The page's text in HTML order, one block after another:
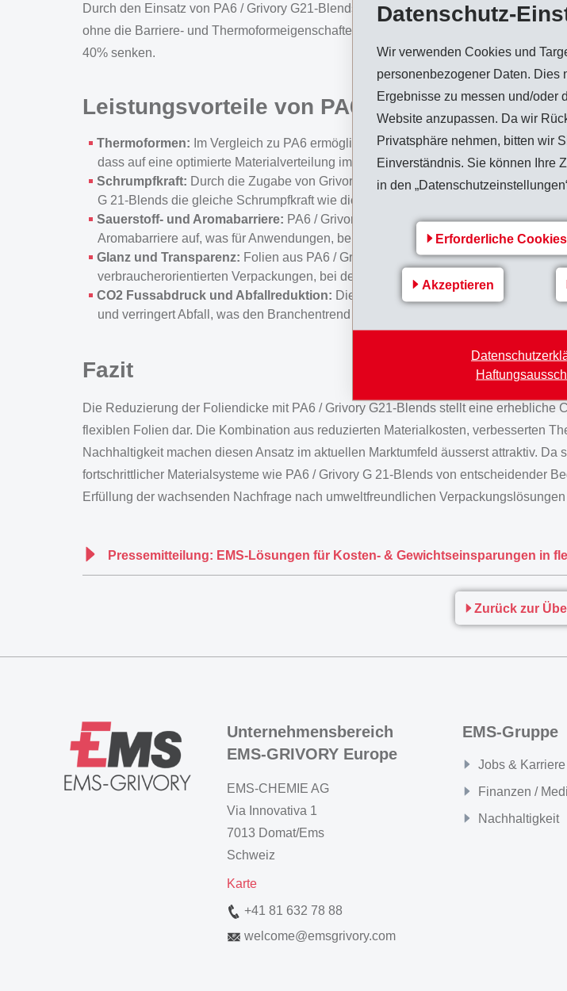
Datenschutz-
Wir verwenden Cookies und
personenbezogener Daten. Dies
Ergebnisse zu messen und/oder
Website anzupassen. Da wir
Privatsphäre nehmen, bitten wir
Einverständnis. Sie können Ihre
in den
Erforderliche
Akzeptieren
Durch den Einsatz von PA6 / Grivory G21-Blends kann die PA-Schicht in einem
ohne die Barriere- und Thermoformeigenschaften zu beeinträchtigen. Dadurch
40% senken.
Leistungsvorteile von PA6 / Grivory G21
Thermoformen: Im Vergleich zu PA6 ermöglichen PA6 / Grivory G21-Blends
dass auf eine optimierte Materialverteilung im Thermoformprozess hinweist.
Schrumpfkraft: Durch die Zugabe von Grivory G21 kann die Schrumpfleistung
G 21-Blends die gleiche Schrumpfkraft wie dickere PA6-Folien erzielen (Siehe
Sauerstoff- und Aromabarriere: PA6 / Grivory G21-Blends weisen im Vergleich
Aromabarriere auf, was für Anwendungen, bei denen die Produkthaltbarkeit und
Glanz und Transparenz: Folien aus PA6 / Grivory G 21-Blends bieten 20%
verbraucherorientierten Verpackungen, bei denen das Erscheinungsbild wichtig ist.
CO2 Fussabdruck und Abfallreduktion: Die Verwendung von PA6 / Grivory
und verringert Abfall, was den Branchentrend zur Nachhaltigkeit unterstützt.
Fazit
Die Reduzierung der Foliendicke mit PA6 / Grivory G21-Blends stellt eine
flexiblen Folien dar. Die Kombination aus reduzierten Materialkosten, verbesserten
Nachhaltigkeit machen diesen Ansatz im aktuellen Marktumfeld äusserst attraktiv.
fortschrittlicher Materialsysteme wie PA6 / Grivory G 21-Blends von entscheidender
Erfüllung der wachsenden Nachfrage nach umweltfreundlichen
Pressemitteilung: EMS-Lösungen für Kosten- & Gewichtseinsparungen in
Zurück zur
Unternehmensbereich
EMS-GRIVORY Europe
EMS-CHEMIE AG
Via Innovativa 1
7013 Domat/Ems
Schweiz
Karte
+41 81 632 78 88
welcome@emsgrivory.com
EMS-Gruppe
Jobs & Karriere
Finanzen /
Nachhaltigkeit